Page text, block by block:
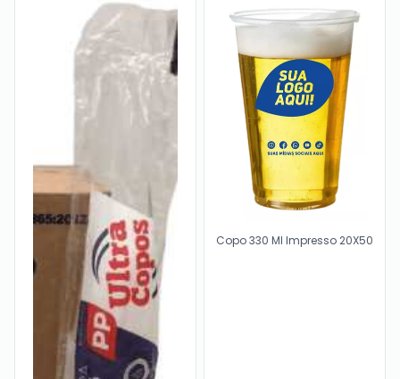
Copo 330 Ml Impresso 20X50